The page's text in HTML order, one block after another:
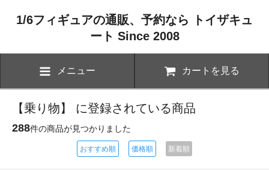
1/6フィギュアの通販、予約なら トイザキュ
ート Since 2008
メニュー カートを見る
【乗り物】 に登録されている商品
288件の商品が見つかりました
おすすめ順 価格順 新着順